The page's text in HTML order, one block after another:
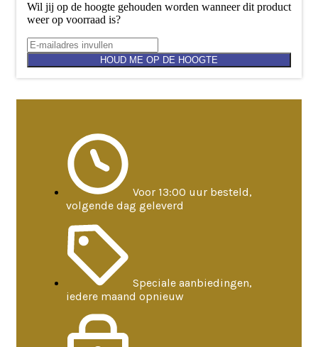
Wil jij op de hoogte gehouden worden wanneer dit product
weer op voorraad is?
HOUD ME OP DE HOOGTE
Voor 13:00 uur besteld,
volgende dag geleverd
Speciale aanbiedingen,
iedere maand opnieuw